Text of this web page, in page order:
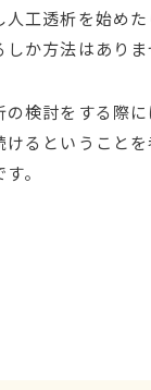
工透析を始めた
しか方法はありま
検討をする際
るということ
。